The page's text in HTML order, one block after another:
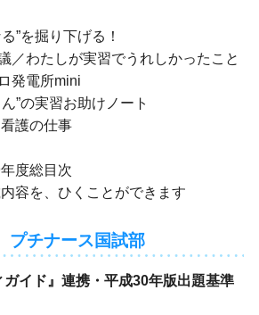
”を掘り下げる！
／わたしが実習でうれしかったこと
発電所mini
”の実習お助けノート
護の仕事
度総目次
容を、ひくことができます
プチナース国試部
ガイド』連携・平成30年版出題基準